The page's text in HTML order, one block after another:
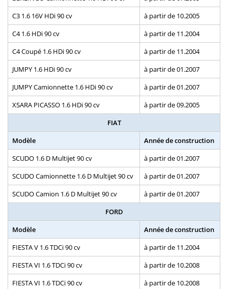
C3 1.6 16V HDi 90 cv
à partir de 10.2005
C4 1.6 HDi 90 cv
à partir de 11.2004
C4 Coupé 1.6 HDi 90 cv
à partir de 11.2004
JUMPY 1.6 HDi 90 cv
à partir de 01.2007
JUMPY Camionnette 1.6 HDi 90 cv
à partir de 01.2007
XSARA PICASSO 1.6 HDi 90 cv
à partir de 09.2005
FIAT
Modèle
Année de construction
SCUDO 1.6 D Multijet 90 cv
à partir de 01.2007
SCUDO Camionnette 1.6 D Multijet 90 cv
à partir de 01.2007
SCUDO Camion 1.6 D Multijet 90 cv
à partir de 01.2007
FORD
Modèle
Année de construction
FIESTA V 1.6 TDCi 90 cv
à partir de 11.2004
FIESTA VI 1.6 TDCi 90 cv
à partir de 10.2008
FIESTA VI 1.6 TDCi 90 cv
à partir de 10.2008